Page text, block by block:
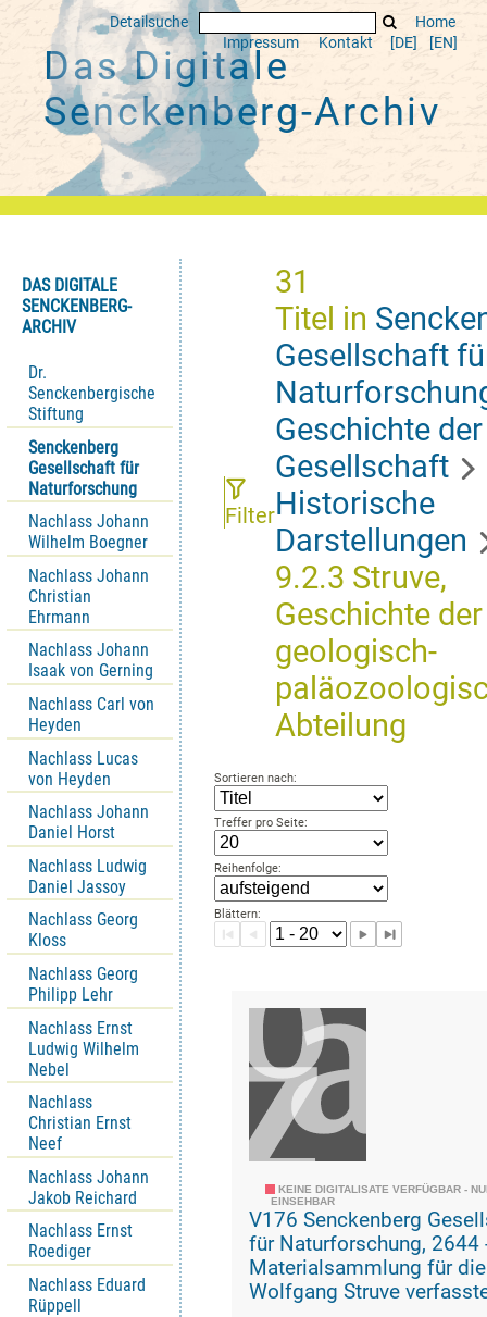
Detailsuche
Home
Impressum
Kontakt [DE] [EN]
Das Digitale
Senckenberg-Archiv
DAS DIGITALE
SENCKENBERG-
ARCHIV
Dr.
Senckenbergische
Stiftung
Senckenberg
Gesellschaft für
Naturforschung
Nachlass Johann
Wilhelm Boegner
Nachlass Johann
Christian
Ehrmann
Nachlass Johann
Isaak von Gerning
Nachlass Carl von
Heyden
Nachlass Lucas
von Heyden
Nachlass Johann
Daniel Horst
Nachlass Ludwig
Daniel Jassoy
Nachlass Georg
Kloss
Nachlass Georg
Philipp Lehr
Nachlass Ernst
Ludwig Wilhelm
Nebel
Nachlass
Christian Ernst
Neef
Nachlass Johann
Jakob Reichard
Nachlass Ernst
Roediger
Nachlass Eduard
Rüppell
Filter
31
Titel in
Gesellschaft
Geschichte der
Gesellschaft
Historische
Darstellungen
9.2.3 Struve,
Geschichte der
geologisch-
Abteilung
Sortieren nach:
Treffer pro Seite:
Reihenfolge:
Blättern:
KEINE DIGITALISATE VERFÜGBAR -
EINSEHBAR
V176 Senckenberg
für Naturforschung, 2644 -
Materialsammlung für
Wolfgang Struve